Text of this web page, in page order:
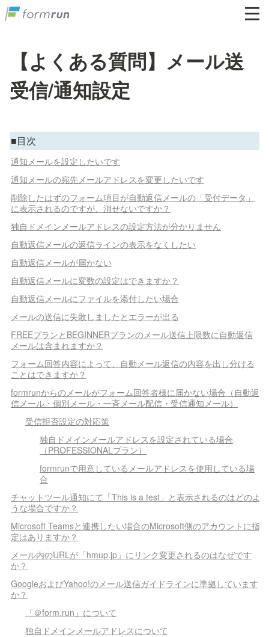
【よくある質問】メール送
受信/通知設定
■目次
通知メールを設定したいです
通知メールの宛先メールアドレスを変更したいです
削除したはずのフォーム項目が自動返信メールの「受付データ」
に表示されるのですが、消せないですか？
独自ドメインメールアドレスの設定方法が分かりません
自動返信メールの返信ラインの表示をなくしたい
自動返信メールが届かない
自動返信メールに変数の設定はできますか？
自動返信メールにファイルを添付したい場合
メールの送信に失敗しましたとエラーが出る
FREEプランとBEGINNERプランのメール送信上限数に自動返信
メールは含まれますか？
フォーム回答内容によって、自動メール返信の内容を出し分ける
ことはできますか？
formrunからのメールがフォーム回答者様に届かない場合（自動返
信メール・個別メール・一斉メール配信・受信通知メール）
受信拒否設定の対応策
独自ドメインメールアドレスを設定されている場合
（PROFESSIONALプラン）
formrunで用意しているメールアドレスを使用している場
合
チャットツール通知にて「This is a test」と表示されるのはどのよ
うな場合ですか？
Microsoft Teamsと連携したい場合のMicrosoft側のアカウントに指
定はありますか？
メール内のURLが「hmup.jp」にリンク変更されるのはなぜです
か？
GoogleおよびYahoo!のメール送信ガイドラインに準拠しています
か？
「＠form.run」について
独自ドメインメールアドレスについて